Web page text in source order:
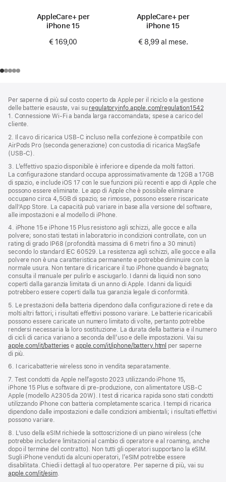
AppleCare+ per
iPhone 15
€ 169,00
AppleCare+ per
iPhone 15
€ 8,99 al mese.
di
pagina
a
piè
di
Per saperne di più sul costo coperto da Apple per il riciclo e la gestione
delle batterie esauste, vai su regulatoryinfo.apple.com/regulation1542(si
1. Connessione Wi‑Fi a banda larga raccomandata; spese a carico del
cliente.
2. Il cavo di ricarica USB‑C incluso nella confezione è compatibile con
AirPods Pro (seconda generazione) con custodia di ricarica MagSafe
(USB‑C).
3. L’effettivo spazio disponibile è inferiore e dipende da molti fattori.
La configurazione standard occupa approssimativamente da 12GB a 17GB
di spazio, e include iOS 17 con le sue funzioni più recenti e app di Apple che
possono essere eliminate. Le app di Apple che è possibile eliminare
occupano circa 4,5GB di spazio; se rimosse, possono essere riscaricate
dall'App Store. La capacità può variare in base alla versione del software,
alle impostazioni e al modello di iPhone.
4. iPhone 15 e iPhone 15 Plus resistono agli schizzi, alle gocce e alla
polvere; sono stati testati in laboratorio in condizioni controllate, con un
rating di grado IP68 (profondità massima di 6 metri fino a 30 minuti)
secondo lo standard IEC 60529. La resistenza agli schizzi, alle gocce e alla
polvere non è una caratteristica permanente e potrebbe diminuire con la
normale usura. Non tentare di ricaricare il tuo iPhone quando è bagnato;
consulta il manuale per pulirlo e asciugarlo. I danni da liquidi non sono
coperti dalla garanzia limitata di un anno di Apple. I danni da liquidi
potrebbero essere coperti dalla tua garanzia legale di conformità.
5. Le prestazioni della batteria dipendono dalla configurazione di rete e da
molti altri fattori; i risultati effettivi possono variare. Le batterie ricaricabili
possono essere caricate un numero limitato di volte, pertanto potrebbe
rendersi necessaria la loro sostituzione. La durata della batteria e il numero
di cicli di carica variano a seconda dell’uso e delle impostazioni. Vai su
apple.com/it/batteries eapple.com/it/iphone/battery.html per saperne
di più.
6. I caricabatterie wireless sono in vendita separatamente.
7. Test condotti da Apple nell’agosto 2023 utilizzando iPhone 15,
iPhone 15 Plus e software di pre‑produzione, con alimentatore USB‑C
Apple (modello A2305 da 20W). I test di ricarica rapida sono stati condotti
utilizzando iPhone con batteria completamente scarica. I tempi di ricarica
dipendono dalle impostazioni e dalle condizioni ambientali; i risultati effettivi
possono variare.
8. L'uso della eSIM richiede la sottoscrizione di un piano wireless (che
potrebbe includere limitazioni al cambio di operatore e al roaming, anche
dopo il termine del contratto). Non tutti gli operatori supportano la eSIM.
Sugli iPhone venduti da alcuni operatori, l’eSIM potrebbe essere
disabilitata. Chiedi i dettagli al tuo operatore. Per saperne di più, vai su
apple.com/it/esim.